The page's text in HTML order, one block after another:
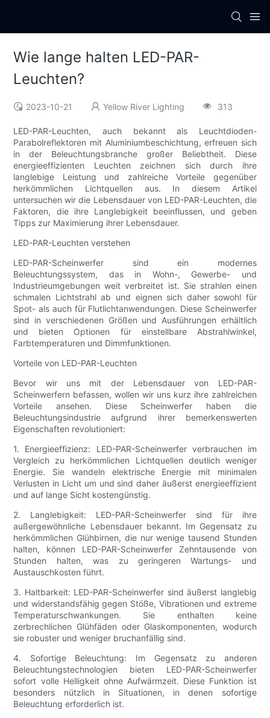
Wie lange halten LED-PAR-
Leuchten?
2023-10-21 Yellow River Lighting 313
LED-PAR-Leuchten, auch bekannt als Leuchtdioden-
Parabolreflektoren mit Aluminiumbeschichtung, erfreuen sich
in der Beleuchtungsbranche großer Beliebtheit. Diese
energieeffizienten Leuchten zeichnen sich durch ihre
langlebige Leistung und zahlreiche Vorteile gegenüber
herkömmlichen Lichtquellen aus. In diesem Artikel
untersuchen wir die Lebensdauer von LED-PAR-Leuchten, die
Faktoren, die ihre Langlebigkeit beeinflussen, und geben
Tipps zur Maximierung ihrer Lebensdauer.
LED-PAR-Leuchten verstehen
LED-PAR-Scheinwerfer sind ein modernes
Beleuchtungssystem, das in Wohn-, Gewerbe- und
Industrieumgebungen weit verbreitet ist. Sie strahlen einen
schmalen Lichtstrahl ab und eignen sich daher sowohl für
Spot- als auch für Flutlichtanwendungen. Diese Scheinwerfer
sind in verschiedenen Größen und Ausführungen erhältlich
und bieten Optionen für einstellbare Abstrahlwinkel,
Farbtemperaturen und Dimmfunktionen.
Vorteile von LED-PAR-Leuchten
Bevor wir uns mit der Lebensdauer von LED-PAR-
Scheinwerfern befassen, wollen wir uns kurz ihre zahlreichen
Vorteile ansehen. Diese Scheinwerfer haben die
Beleuchtungsindustrie aufgrund ihrer bemerkenswerten
Eigenschaften revolutioniert:
1. Energieeffizienz: LED-PAR-Scheinwerfer verbrauchen im
Vergleich zu herkömmlichen Lichtquellen deutlich weniger
Energie. Sie wandeln elektrische Energie mit minimalen
Verlusten in Licht um und sind daher äußerst energieeffizient
und auf lange Sicht kostengünstig.
2. Langlebigkeit: LED-PAR-Scheinwerfer sind für ihre
außergewöhnliche Lebensdauer bekannt. Im Gegensatz zu
herkömmlichen Glühbirnen, die nur wenige tausend Stunden
halten, können LED-PAR-Scheinwerfer Zehntausende von
Stunden halten, was zu geringeren Wartungs- und
Austauschkosten führt.
3. Haltbarkeit: LED-PAR-Scheinwerfer sind äußerst langlebig
und widerstandsfähig gegen Stöße, Vibrationen und extreme
Temperaturschwankungen. Sie enthalten keine
zerbrechlichen Glühfäden oder Glaskomponenten, wodurch
sie robuster und weniger bruchanfällig sind.
4. Sofortige Beleuchtung: Im Gegensatz zu anderen
Beleuchtungstechnologien bieten LED-PAR-Scheinwerfer
sofort volle Helligkeit ohne Aufwärmzeit. Diese Funktion ist
besonders nützlich in Situationen, in denen sofortige
Beleuchtung erforderlich ist.